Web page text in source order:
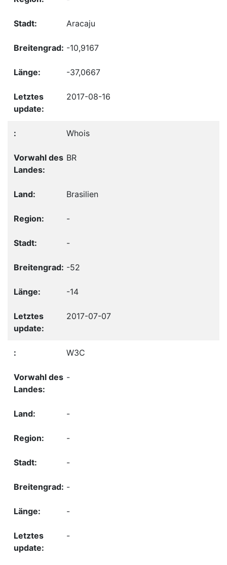
Aracaju
-10,9167
-37,0667
2017-08-16
Whois
BR
Brasilien
-
-
-52
-14
2017-07-07
W3C
-
-
-
-
-
-
-